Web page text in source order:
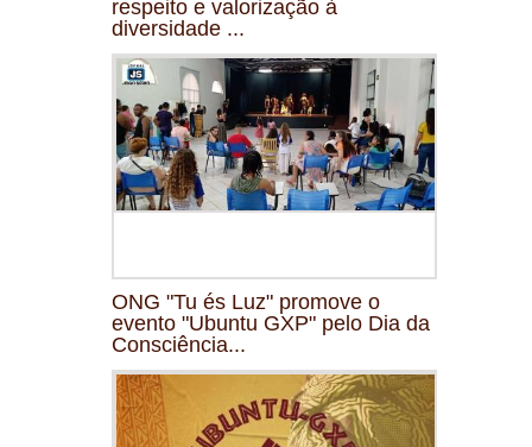
respeito e valorização à
diversidade ...
ONG "Tu és Luz" promove o
evento "Ubuntu GXP" pelo Dia da
Consciência...